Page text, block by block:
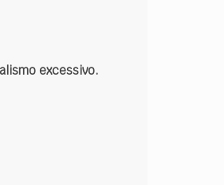
excessivo.